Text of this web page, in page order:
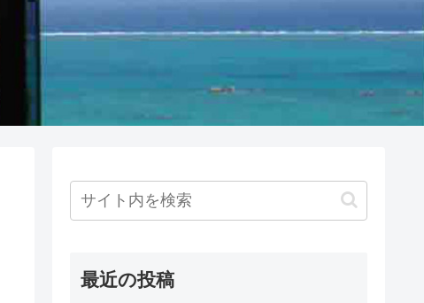
最近の投稿